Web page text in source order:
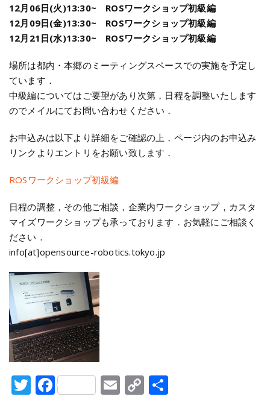
12月06日(火)13:30~ ROSワークショップ初級編
12月09日(金)13:30~ ROSワークショップ初級編
12月21日(水)13:30~ ROSワークショップ初級編
場所は都内・本郷のミーティングスペースでの実施を予定し
ています．
中級編についてはご要望があり次第，日程を調整いたします
のでメイルにてお問い合わせください．
お申込みは以下より詳細をご確認の上，ページ内のお申込み
リンクよりエントリをお願い致します．
ROSワークショップ初級編
日程の調整，その他ご相談，企業内ワークショップ，カスタ
マイズワークショップも承っております．お気軽にご相談く
ださい．
info[at]opensource-robotics.tokyo.jp
Twitter
FacebookEmail
Copy
Link